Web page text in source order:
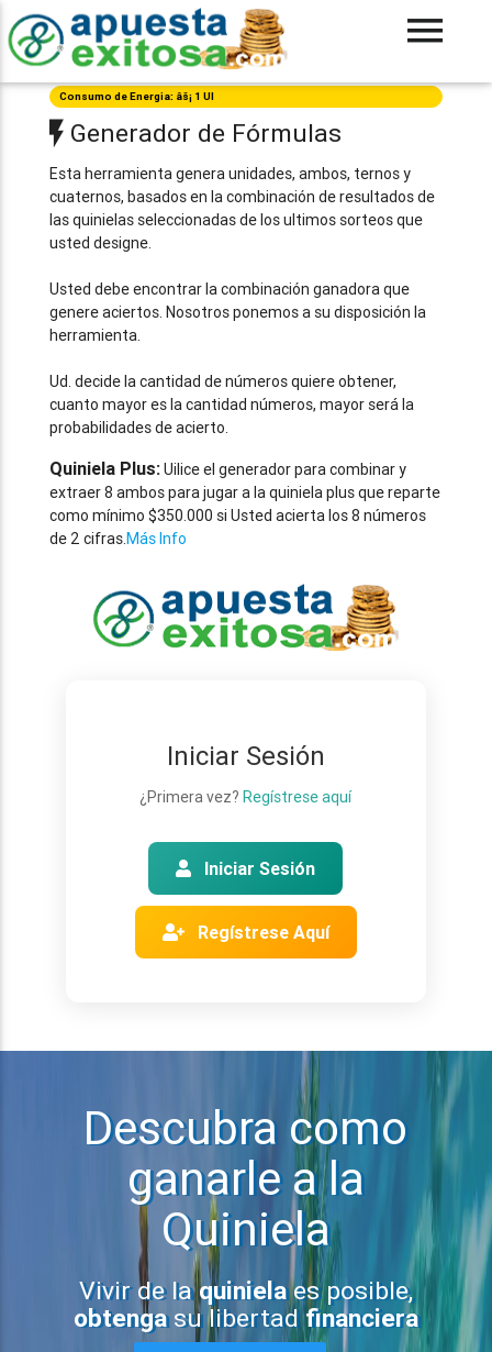
Consumo de Energia: âš¡ 1 UI
Generador de Fórmulas
Esta herramienta genera unidades, ambos, ternos y
cuaternos, basados en la combinación de resultados de
las quinielas seleccionadas de los ultimos sorteos que
usted designe.
Usted debe encontrar la combinación ganadora que
genere aciertos. Nosotros ponemos a su disposición la
herramienta.
Ud. decide la cantidad de números quiere obtener,
cuanto mayor es la cantidad números, mayor será la
probabilidades de acierto.
Quiniela Plus:Uilice el generador para combinar y
extraer 8 ambos para jugar a la quiniela plus que reparte
como mínimo $350.000 si Usted acierta los 8 números
de 2 cifras.Más Info
Iniciar Sesión
¿Primera vez?Regístrese aquí
Iniciar Sesión
Regístrese Aquí
Descubra como
ganarle a la
Quiniela
Vivir de laquinielaes posible,
obtengasu libertadfinanciera